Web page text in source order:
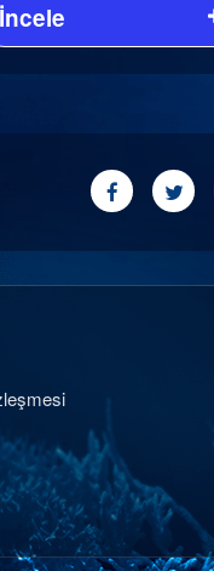
İncele